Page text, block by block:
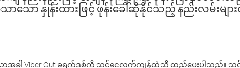
ာသော နှုန်းထားဖြင့် ဖုန်းခေါ်ဆိုနိုင်သည့် နည်းလမ်းမျ
ါ Viber Out ခရက်ဒစ်ကို သင့်ငွေလက်ကျန်ထဲသို့ ထည့်ပေးပါသည်။ သ